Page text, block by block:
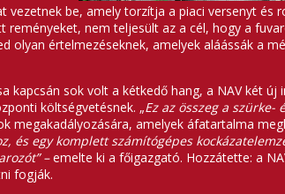
vezetnek be, amely torzítja a piaci versenyt és
nem teljesült az a cél, hogy a
olyan értelmezéseknek, amelyek aláássák a
kapcsán sok volt a kétkedő hang, a NAV két új
költségvetésnek. „Ez az összeg a szürke-
amelyek áfatartalma
és egy komplett számítógépes
–emelte ki a főigazgató. Hozzátette: a
fogják.